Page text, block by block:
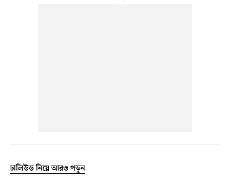
ঢালিউড নিয়ে আরও পড়ুন